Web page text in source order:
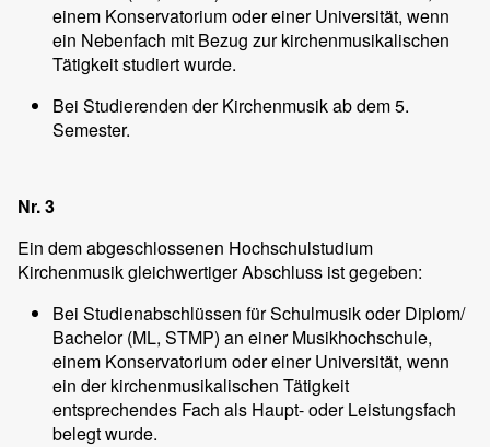
einem Konservatorium oder einer Universität, wenn
ein Nebenfach mit Bezug zur kirchenmusikalischen
Tätigkeit studiert wurde.
Bei Studierenden der Kirchenmusik ab dem 5.
Semester.
Nr. 3
Ein dem abgeschlossenen Hochschulstudium
Kirchenmusik gleichwertiger Abschluss ist gegeben:
Bei Studienabschlüssen für Schulmusik oder Diplom/
Bachelor (ML, STMP) an einer Musikhochschule,
einem Konservatorium oder einer Universität, wenn
ein der kirchenmusikalischen Tätigkeit
entsprechendes Fach als Haupt- oder Leistungsfach
belegt wurde.